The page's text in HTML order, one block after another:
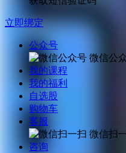
立即绑定
公众号
微信公
我的课程
我的福利
自选股
购物车
客服
微信扫
咨询